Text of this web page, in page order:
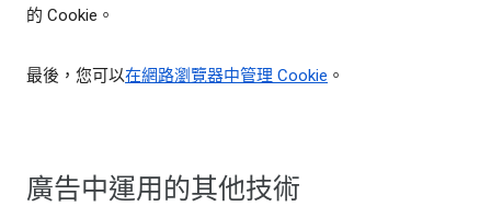
的 Cookie。
最後，您可以在網路瀏覽器中管理 Cookie 。
廣告中運用的其他技術